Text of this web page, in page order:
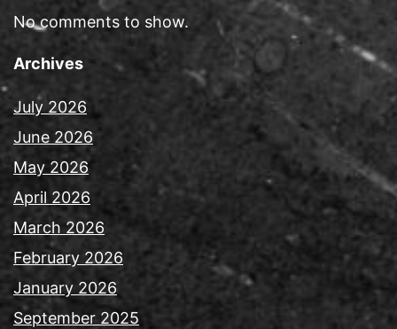
No comments to show.
Archives
July 2026
June 2026
May 2026
April 2026
March 2026
February 2026
January 2026
September 2025